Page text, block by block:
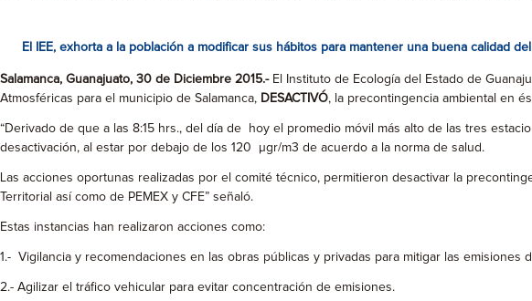
El IEE, exhorta a la población a modificar sus hábitos para mantener una buena calidad
Salamanca, Guanajuato, 30 de Diciembre 2015.- El Instituto de Ecología del Estado de
Atmosféricas para el municipio de Salamanca, DESACTIVÓ, la precontingencia ambiental en
“Derivado de que a las 8:15 hrs., del día de hoy el promedio móvil más alto de las tres
desactivación, al estar por debajo de los 120 µgr/m3 de acuerdo a la norma de salud.
Las acciones oportunas realizadas por el comité técnico, permitieron desactivar la
Territorial así como de PEMEX y CFE” señaló.
Estas instancias han realizaron acciones como:
1.- Vigilancia y recomendaciones en las obras públicas y privadas para mitigar las emisiones
2.- Agilizar el tráfico vehicular para evitar concentración de emisiones.